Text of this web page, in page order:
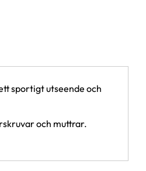
sportigt utseende och
och muttrar.